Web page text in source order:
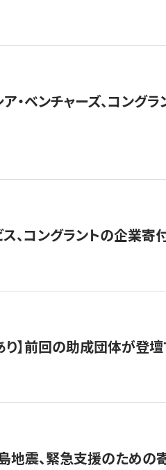
・ベンチャーズ、コン
、コングラントの企業
り】前回の助成団体が登
地震、緊急支援のための